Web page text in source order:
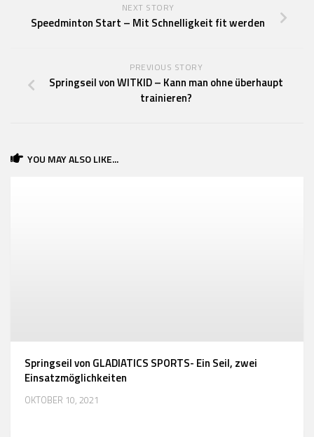
NEXT STORY
Speedminton Start – Mit Schnelligkeit fit werden
PREVIOUS STORY
Springseil von WITKID – Kann man ohne überhaupt
trainieren?
YOU MAY ALSO LIKE...
Springseil von GLADIATICS SPORTS- Ein Seil, zwei
Einsatzmöglichkeiten
OKTOBER 10, 2021